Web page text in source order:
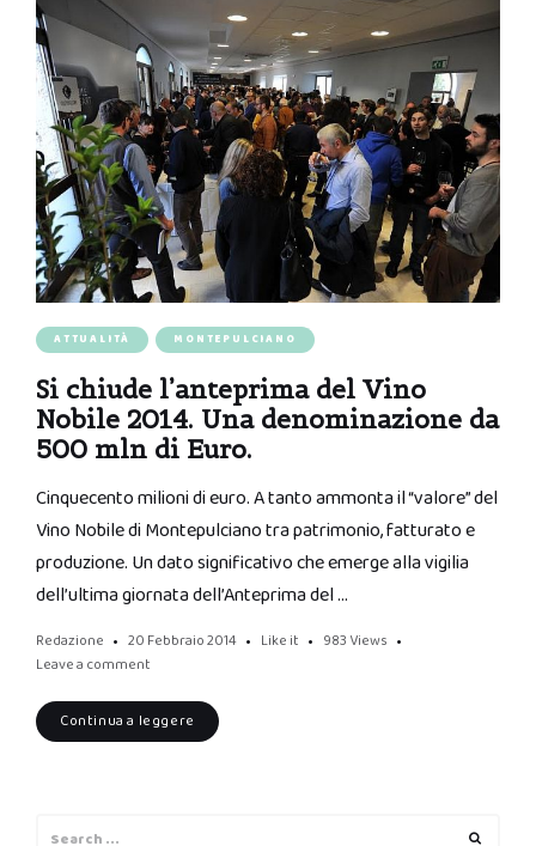
ATTUALITÀ MONTEPULCIANO
Si chiude l’anteprima del Vino
Nobile 2014. Una denominazione da
500 mln di Euro.
Cinquecento milioni di euro. A tanto ammonta il “valore” del
Vino Nobile di Montepulciano tra patrimonio, fatturato e
produzione. Un dato significativo che emerge alla vigilia
dell’ultima giornata dell’Anteprima del …
Redazione 20 Febbraio 2014 Like it 983 Views
Leave a comment
Continua a leggere